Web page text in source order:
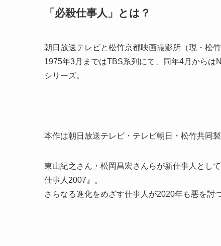
「必殺仕事人」とは？
朝日放送テレビと松竹京都映画撮影所（現・松
1975年3月まではTBS系列にて、同年4月からは
シリーズ。
本作は朝日放送テレビ・テレビ朝日・松竹共同
東山紀之さん・松岡昌宏さんらが新仕事人とし
仕事人2007』。
さらなる進化をめざす仕事人が2020年も悪を討